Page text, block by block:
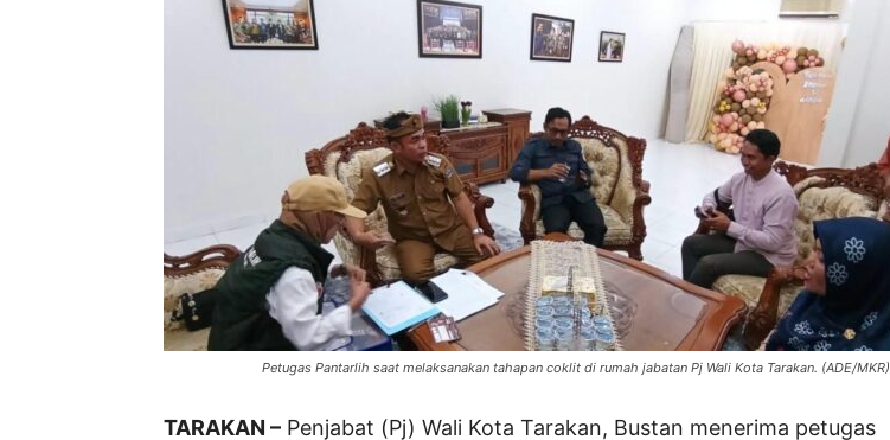
Petugas Pantarlih saat melaksanakan tahapan coklit di rumah jabatan Pj Wali Kota Tarakan. (ADE/MKR)
TARAKAN – Penjabat (Pj) Wali Kota Tarakan, Bustan menerima petugas